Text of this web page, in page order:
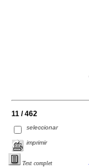
11 / 462
seleccionar
imprimir
Text complet